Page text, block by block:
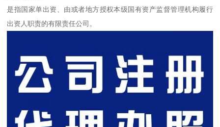
是指国家单出资、由或者地方授权本级国有资产监督管理机构履行
出资人职责的有限责任公司。